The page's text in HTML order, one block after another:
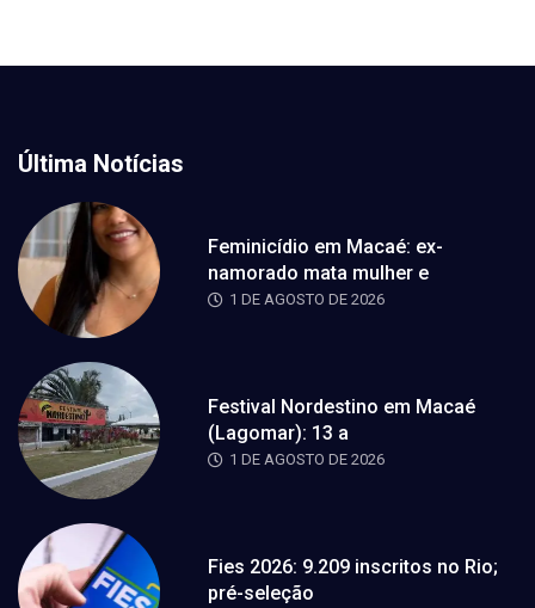
Última Notícias
Feminicídio em Macaé: ex-
namorado mata mulher e
1 DE AGOSTO DE 2026
Festival Nordestino em Macaé
(Lagomar): 13 a
1 DE AGOSTO DE 2026
Fies 2026: 9.209 inscritos no Rio;
pré-seleção